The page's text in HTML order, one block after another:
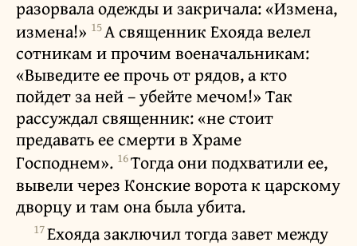
разорвала одежды и закричала: «Измена,
измена!» 15А священник Ехояда велел
сотникам и прочим военачальникам:
«Выведите ее прочь от рядов, а кто
пойдет за ней – убейте мечом!» Так
рассуждал священник: «не стоит
предавать ее смерти в Храме
Господнем». 16Тогда они подхватили ее,
вывели через Конские ворота к царскому
дворцу и там она была убита.
17Ехояда заключил тогда завет между